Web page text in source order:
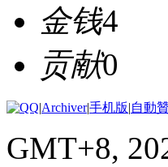
金钱4
贡献0
|Archiver|手机版|自動
GMT+8,